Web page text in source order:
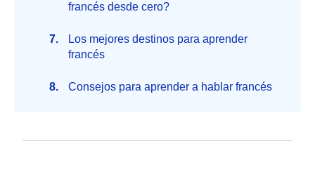
francés desde cero?
Los mejores destinos para aprender
francés
Consejos para aprender a hablar francés